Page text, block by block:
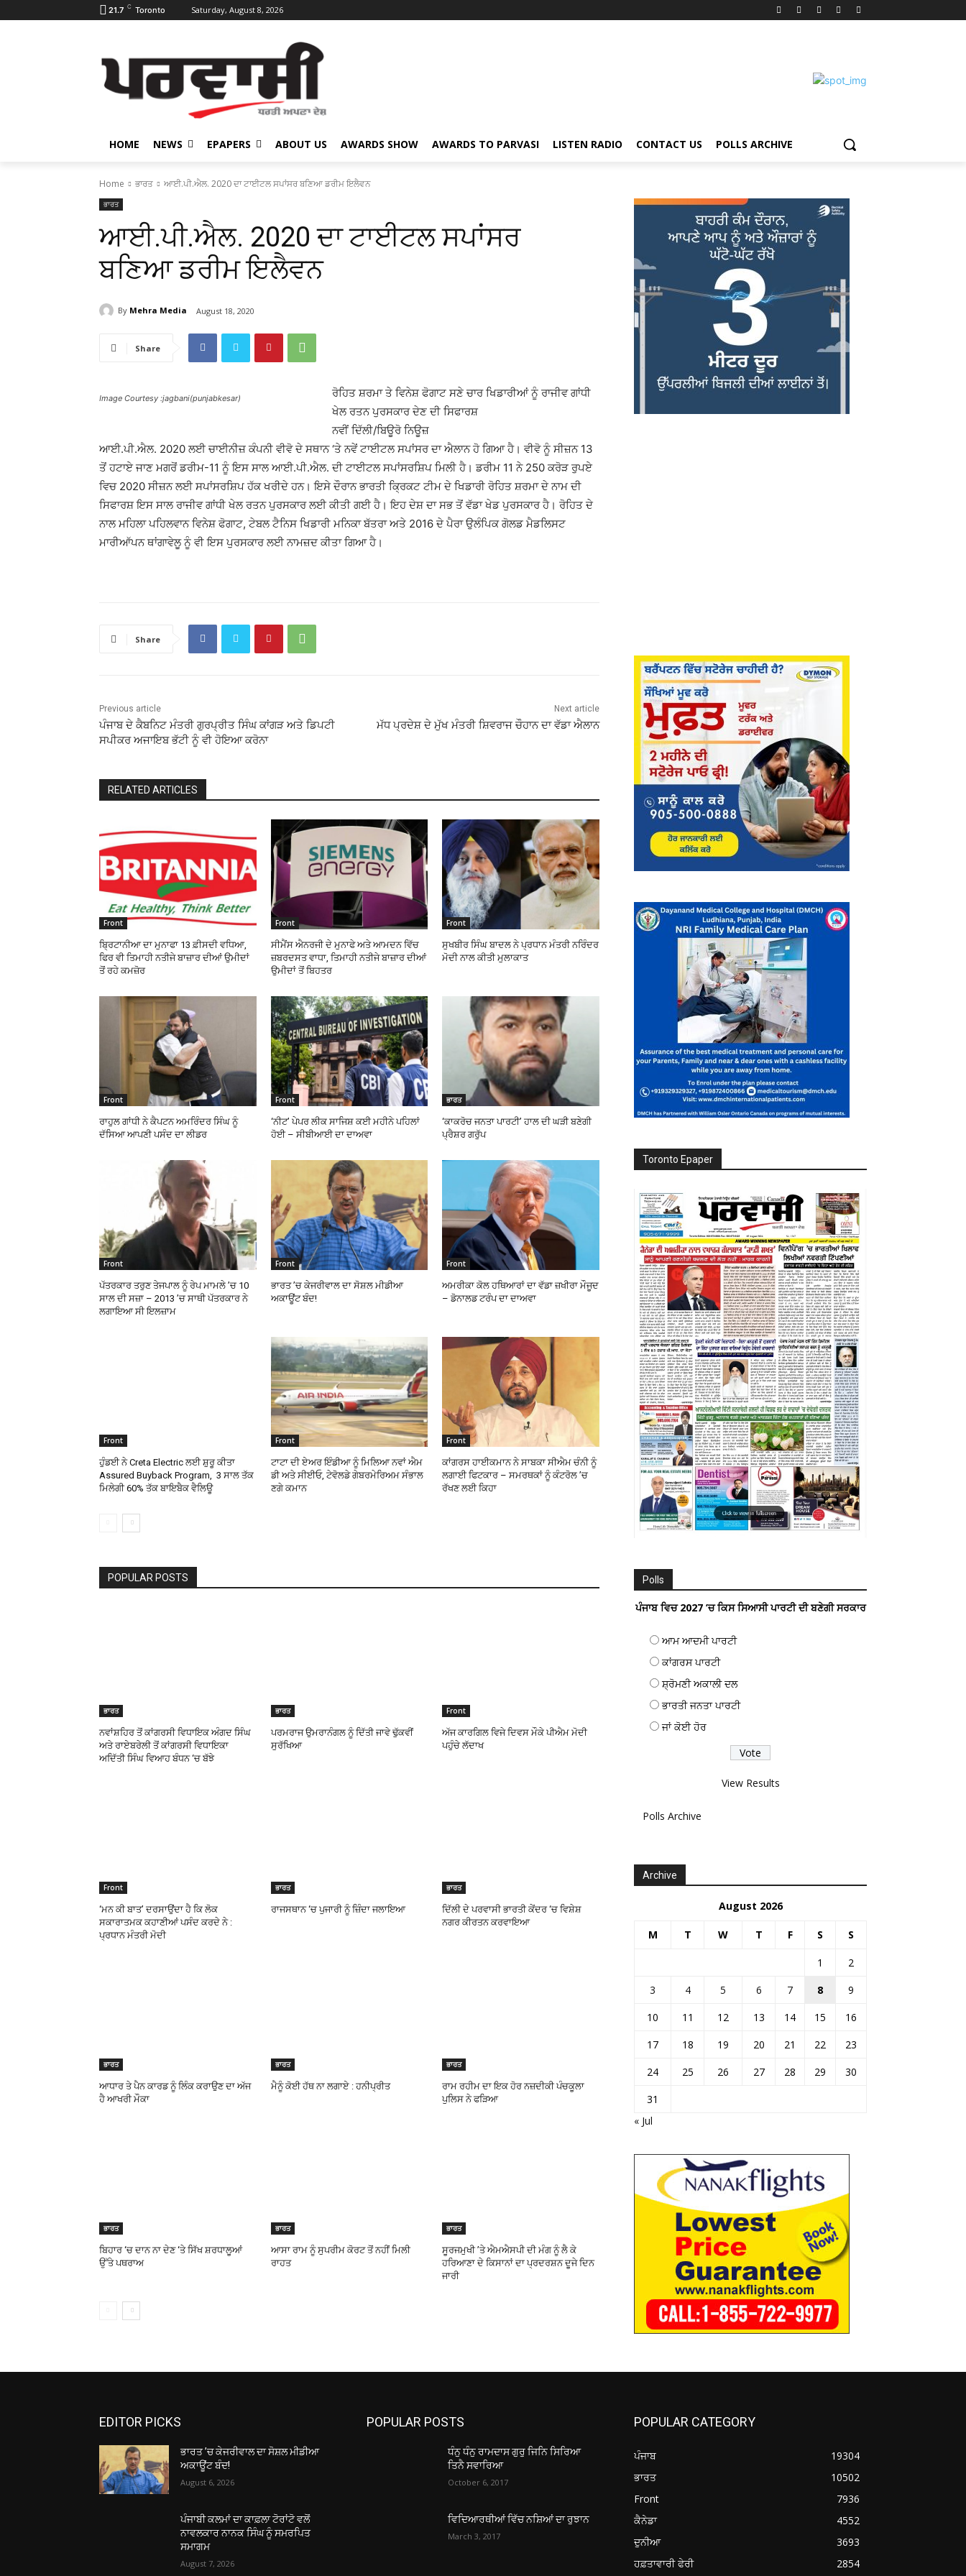
21.7 C Toronto Saturday, August 8, 2026
HOME NEWS EPAPERS ABOUT US AWARDS SHOW AWARDS TO PARVASI LISTEN RADIO CONTACT US POLLS ARCHIVE
Home ਭਾਰਤ ਆਈ.ਪੀ.ਐਲ. 2020 ਦਾ ਟਾਈਟਲ ਸਪਾਂਸਰ ਬਣਿਆ ਡਰੀਮ ਇਲੈਵਨ
ਭਾਰਤ
ਆਈ.ਪੀ.ਐਲ. 2020 ਦਾ ਟਾਈਟਲ ਸਪਾਂਸਰ
ਬਣਿਆ ਡਰੀਮ ਇਲੈਵਨ
By Mehra Media August 18, 2020
Share
Image Courtesy :jagbani(punjabkesar)
ਰੋਹਿਤ ਸ਼ਰਮਾ ਤੇ ਵਿਨੇਸ਼ ਫੋਗਾਟ ਸਣੇ ਚਾਰ ਖਿਡਾਰੀਆਂ ਨੂੰ ਰਾਜੀਵ ਗਾਂਧੀ
ਖੇਲ ਰਤਨ ਪੁਰਸਕਾਰ ਦੇਣ ਦੀ ਸਿਫਾਰਸ਼
ਨਵੀਂ ਦਿੱਲੀ/ਬਿਊਰੋ ਨਿਊਜ਼
ਆਈ.ਪੀ.ਐਲ. 2020 ਲਈ ਚਾਈਨੀਜ਼ ਕੰਪਨੀ ਵੀਵੋ ਦੇ ਸਥਾਨ ‘ਤੇ ਨਵੇਂ ਟਾਈਟਲ ਸਪਾਂਸਰ ਦਾ ਐਲਾਨ ਹੋ ਗਿਆ ਹੈ। ਵੀਵੋ ਨੂੰ ਸੀਜ਼ਨ 13
ਤੋਂ ਹਟਾਏ ਜਾਣ ਮਗਰੋਂ ਡਰੀਮ-11 ਨੂੰ ਇਸ ਸਾਲ ਆਈ.ਪੀ.ਐਲ. ਦੀ ਟਾਈਟਲ ਸਪਾਂਸਰਸ਼ਿਪ ਮਿਲੀ ਹੈ। ਡਰੀਮ 11 ਨੇ 250 ਕਰੋੜ ਰੁਪਏ
ਵਿਚ 2020 ਸੀਜ਼ਨ ਲਈ ਸਪਾਂਸਰਸ਼ਿਪ ਹੱਕ ਖਰੀਦੇ ਹਨ। ਇਸੇ ਦੌਰਾਨ ਭਾਰਤੀ ਕ੍ਰਿਕਟ ਟੀਮ ਦੇ ਖਿਡਾਰੀ ਰੋਹਿਤ ਸ਼ਰਮਾ ਦੇ ਨਾਮ ਦੀ
ਸਿਫਾਰਸ਼ ਇਸ ਸਾਲ ਰਾਜੀਵ ਗਾਂਧੀ ਖੇਲ ਰਤਨ ਪੁਰਸਕਾਰ ਲਈ ਕੀਤੀ ਗਈ ਹੈ। ਇਹ ਦੇਸ਼ ਦਾ ਸਭ ਤੋਂ ਵੱਡਾ ਖੇਡ ਪੁਰਸਕਾਰ ਹੈ। ਰੋਹਿਤ ਦੇ
ਨਾਲ ਮਹਿਲਾ ਪਹਿਲਵਾਨ ਵਿਨੇਸ਼ ਫੋਗਾਟ, ਟੇਬਲ ਟੈਨਿਸ ਖਿਡਾਰੀ ਮਨਿਕਾ ਬੱਤਰਾ ਅਤੇ 2016 ਦੇ ਪੈਰਾ ਉਲੰਪਿਕ ਗੋਲਡ ਮੈਡਲਿਸਟ
ਮਾਰੀਆੱਪਨ ਥਾਂਗਾਵੇਲੂ ਨੂੰ ਵੀ ਇਸ ਪੁਰਸਕਾਰ ਲਈ ਨਾਮਜ਼ਦ ਕੀਤਾ ਗਿਆ ਹੈ।
Share
Previous article
ਪੰਜਾਬ ਦੇ ਕੈਬਨਿਟ ਮੰਤਰੀ ਗੁਰਪ੍ਰੀਤ ਸਿੰਘ ਕਾਂਗੜ ਅਤੇ ਡਿਪਟੀ
ਸਪੀਕਰ ਅਜਾਇਬ ਭੱਟੀ ਨੂੰ ਵੀ ਹੋਇਆ ਕਰੋਨਾ
Next article
ਮੱਧ ਪ੍ਰਦੇਸ਼ ਦੇ ਮੁੱਖ ਮੰਤਰੀ ਸ਼ਿਵਰਾਜ ਚੌਹਾਨ ਦਾ ਵੱਡਾ ਐਲਾਨ
RELATED ARTICLES
Front
ਬ੍ਰਿਟਾਨੀਆ ਦਾ ਮੁਨਾਫਾ 13 ਫ਼ੀਸਦੀ ਵਧਿਆ,
ਫਿਰ ਵੀ ਤਿਮਾਹੀ ਨਤੀਜੇ ਬਾਜ਼ਾਰ ਦੀਆਂ ਉਮੀਦਾਂ
ਤੋਂ ਰਹੇ ਕਮਜ਼ੋਰ
Front
ਸੀਮੈਂਸ ਐਨਰਜੀ ਦੇ ਮੁਨਾਫੇ ਅਤੇ ਆਮਦਨ ਵਿੱਚ
ਜ਼ਬਰਦਸਤ ਵਾਧਾ, ਤਿਮਾਹੀ ਨਤੀਜੇ ਬਾਜ਼ਾਰ ਦੀਆਂ
ਉਮੀਦਾਂ ਤੋਂ ਬਿਹਤਰ
Front
ਸੁਖਬੀਰ ਸਿੰਘ ਬਾਦਲ ਨੇ ਪ੍ਰਧਾਨ ਮੰਤਰੀ ਨਰਿੰਦਰ
ਮੋਦੀ ਨਾਲ ਕੀਤੀ ਮੁਲਾਕਾਤ
Front
ਰਾਹੁਲ ਗਾਂਧੀ ਨੇ ਕੈਪਟਨ ਅਮਰਿੰਦਰ ਸਿੰਘ ਨੂੰ
ਦੱਸਿਆ ਆਪਣੀ ਪਸੰਦ ਦਾ ਲੀਡਰ
Front
‘ਨੀਟ’ ਪੇਪਰ ਲੀਕ ਸਾਜਿਸ਼ ਕਈ ਮਹੀਨੇ ਪਹਿਲਾਂ
ਹੋਈ – ਸੀਬੀਆਈ ਦਾ ਦਾਅਵਾ
ਭਾਰਤ
‘ਕਾਕਰੋਚ ਜਨਤਾ ਪਾਰਟੀ’ ਹਾਲ ਦੀ ਘੜੀ ਬਣੇਗੀ
ਪ੍ਰੈਸ਼ਰ ਗਰੁੱਪ
Front
ਪੱਤਰਕਾਰ ਤਰੁਣ ਤੇਜਪਾਲ ਨੂੰ ਰੇਪ ਮਾਮਲੇ ’ਚ 10
ਸਾਲ ਦੀ ਸਜ਼ਾ – 2013 ’ਚ ਸਾਥੀ ਪੱਤਰਕਾਰ ਨੇ
ਲਗਾਇਆ ਸੀ ਇਲਜ਼ਾਮ
Front
ਭਾਰਤ ’ਚ ਕੇਜਰੀਵਾਲ ਦਾ ਸੋਸ਼ਲ ਮੀਡੀਆ
ਅਕਾਊਂਟ ਬੰਦ!
Front
ਅਮਰੀਕਾ ਕੋਲ ਹਥਿਆਰਾਂ ਦਾ ਵੱਡਾ ਜ਼ਖੀਰਾ ਮੌਜੂਦ
– ਡੋਨਾਲਡ ਟਰੰਪ ਦਾ ਦਾਅਵਾ
Front
ਹੁੰਡਈ ਨੇ Creta Electric ਲਈ ਸ਼ੁਰੂ ਕੀਤਾ
Assured Buyback Program, 3 ਸਾਲ ਤੱਕ
ਮਿਲੇਗੀ 60% ਤੱਕ ਬਾਇਬੈਕ ਵੈਲਿਊ
Front
ਟਾਟਾ ਦੀ ਏਅਰ ਇੰਡੀਆ ਨੂੰ ਮਿਲਿਆ ਨਵਾਂ ਐਮ
ਡੀ ਅਤੇ ਸੀਈਓ, ਟੇਵੋਲਡੇ ਗੇਬਰਮੇਰਿਅਮ ਸੰਭਾਲ
ਣਗੇ ਕਮਾਨ
Front
ਕਾਂਗਰਸ ਹਾਈਕਮਾਨ ਨੇ ਸਾਬਕਾ ਸੀਐਮ ਚੰਨੀ ਨੂੰ
ਲਗਾਈ ਫਿਟਕਾਰ – ਸਮਰਥਕਾਂ ਨੂੰ ਕੰਟਰੋਲ ’ਚ
ਰੱਖਣ ਲਈ ਕਿਹਾ
POPULAR POSTS
ਭਾਰਤ
ਨਵਾਂਸ਼ਹਿਰ ਤੋਂ ਕਾਂਗਰਸੀ ਵਿਧਾਇਕ ਅੰਗਦ ਸਿੰਘ
ਅਤੇ ਰਾਏਬਰੇਲੀ ਤੋਂ ਕਾਂਗਰਸੀ ਵਿਧਾਇਕਾ
ਅਦਿੱਤੀ ਸਿੰਘ ਵਿਆਹ ਬੰਧਨ ‘ਚ ਬੱਝੇ
ਭਾਰਤ
ਪਰਮਰਾਜ ਉਮਰਾਨੰਗਲ ਨੂੰ ਦਿੱਤੀ ਜਾਵੇ ਢੁੱਕਵੀਂ
ਸੁਰੱਖਿਆ
Front
ਅੱਜ ਕਾਰਗਿਲ ਵਿਜੇ ਦਿਵਸ ਮੌਕੇ ਪੀਐਮ ਮੋਦੀ
ਪਹੁੰਚੇ ਲੱਦਾਖ
Front
‘ਮਨ ਕੀ ਬਾਤ’ ਦਰਸਾਉਂਦਾ ਹੈ ਕਿ ਲੋਕ
ਸਕਾਰਾਤਮਕ ਕਹਾਣੀਆਂ ਪਸੰਦ ਕਰਦੇ ਨੇ :
ਪ੍ਰਧਾਨ ਮੰਤਰੀ ਮੋਦੀ
ਭਾਰਤ
ਰਾਜਸਥਾਨ ‘ਚ ਪੁਜਾਰੀ ਨੂੰ ਜ਼ਿੰਦਾ ਜਲਾਇਆ
ਭਾਰਤ
ਦਿੱਲੀ ਦੇ ਪਰਵਾਸੀ ਭਾਰਤੀ ਕੇਂਦਰ ‘ਚ ਵਿਸ਼ੇਸ਼
ਨਗਰ ਕੀਰਤਨ ਕਰਵਾਇਆ
ਭਾਰਤ
ਆਧਾਰ ਤੇ ਪੈਨ ਕਾਰਡ ਨੂੰ ਲਿੰਕ ਕਰਾਉਣ ਦਾ ਅੱਜ
ਹੈ ਆਖਰੀ ਮੌਕਾ
ਭਾਰਤ
ਮੈਨੂੰ ਕੋਈ ਹੱਥ ਨਾ ਲਗਾਏ : ਹਨੀਪ੍ਰੀਤ
ਭਾਰਤ
ਰਾਮ ਰਹੀਮ ਦਾ ਇਕ ਹੋਰ ਨਜ਼ਦੀਕੀ ਪੰਚਕੂਲਾ
ਪੁਲਿਸ ਨੇ ਫੜਿਆ
ਭਾਰਤ
ਬਿਹਾਰ ‘ਚ ਦਾਨ ਨਾ ਦੇਣ ‘ਤੇ ਸਿੱਖ ਸ਼ਰਧਾਲੂਆਂ
ਉੱਤੇ ਪਥਰਾਅ
ਭਾਰਤ
ਆਸਾ ਰਾਮ ਨੂੰ ਸੁਪਰੀਮ ਕੋਰਟ ਤੋਂ ਨਹੀਂ ਮਿਲੀ
ਰਾਹਤ
ਭਾਰਤ
ਸੂਰਜਮੁਖੀ ’ਤੇ ਐਮਐਸਪੀ ਦੀ ਮੰਗ ਨੂੰ ਲੈ ਕੇ
ਹਰਿਆਣਾ ਦੇ ਕਿਸਾਨਾਂ ਦਾ ਪ੍ਰਦਰਸ਼ਨ ਦੂਜੇ ਦਿਨ
ਜਾਰੀ
Toronto Epaper
Polls
ਪੰਜਾਬ ਵਿਚ 2027 ’ਚ ਕਿਸ ਸਿਆਸੀ ਪਾਰਟੀ ਦੀ ਬਣੇਗੀ ਸਰਕਾਰ
ਆਮ ਆਦਮੀ ਪਾਰਟੀ
ਕਾਂਗਰਸ ਪਾਰਟੀ
ਸ਼੍ਰੋਮਣੀ ਅਕਾਲੀ ਦਲ
ਭਾਰਤੀ ਜਨਤਾ ਪਾਰਟੀ
ਜਾਂ ਕੋਈ ਹੋਰ
View Results
Polls Archive
Archive
August 2026
M T W T F S S
1
2
3
4 5 6 7 8
9
10
11 12 13 14 15
16
17
18 19 20 21 22
23
24
25 26 27 28 29
30
31
« Jul
EDITOR PICKS
ਭਾਰਤ ’ਚ ਕੇਜਰੀਵਾਲ ਦਾ ਸੋਸ਼ਲ ਮੀਡੀਆ
ਅਕਾਊਂਟ ਬੰਦ!
August 6, 2026
ਪੰਜਾਬੀ ਕਲਮਾਂ ਦਾ ਕਾਫ਼ਲਾ ਟੋਰਾਂਟੋ ਵਲੋਂ
ਨਾਵਲਕਾਰ ਨਾਨਕ ਸਿੰਘ ਨੂੰ ਸਮਰਪਿਤ
ਸਮਾਗਮ
August 7, 2026
POPULAR POSTS
ਧੰਨੁ ਧੰਨੁ ਰਾਮਦਾਸ ਗੁਰੁ ਜਿਨਿ ਸਿਰਿਆ
ਤਿਨੈ ਸਵਾਰਿਆ
October 6, 2017
ਵਿਦਿਆਰਥੀਆਂ ਵਿੱਚ ਨਸ਼ਿਆਂ ਦਾ ਰੁਝਾਨ
March 3, 2017
POPULAR CATEGORY
ਪੰਜਾਬ
19304
ਭਾਰਤ
10502
Front
7936
ਕੈਨੇਡਾ
4552
ਦੁਨੀਆ
3693
ਹਫ਼ਤਾਵਾਰੀ ਫੇਰੀ
2854